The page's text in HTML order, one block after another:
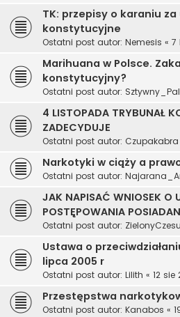
TK: przepisy o karaniu
konstytucyjne
Ostatni post autor: Nemesis « 7
Marihuana w Polsce.
konstytucyjny?
Ostatni post autor:
4 LISTOPADA TRYBUNAŁ
ZADECYDUJE
Ostatni post autor: Czupakabra
Narkotyki w ciąży a
Ostatni post autor:
JAK NAPISAĆ WNIOSEK O
POSTĘPOWANIA
Ostatni post autor:
Ustawa o
lipca 2005 r
Ostatni post autor: Lilith « 12 sie
Przestępstwa
Ostatni post autor: Kanabos «